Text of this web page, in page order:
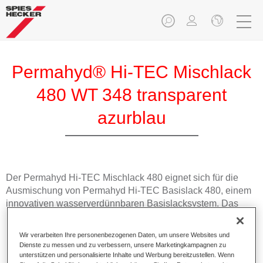
Permahyd® Hi-TEC Mischlack
480 WT 348 transparent
azurblau
Der Permahyd Hi-TEC Mischlack 480 eignet sich für die
Ausmischung von Permahyd Hi-TEC Basislack 480, einem
innovativen wasserverdünnbaren Basislacksystem. Das
Produktmerkmale
Wir verarbeiten Ihre personenbezogenen Daten, um unsere Websites und
Dienste zu messen und zu verbessern, unsere Marketingkampagnen zu
unterstützen und personalisierte Inhalte und Werbung bereitzustellen. Wenn